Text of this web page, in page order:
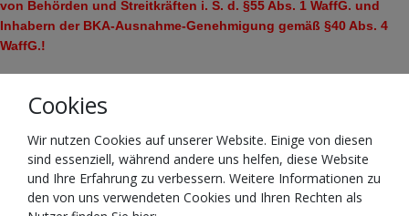
von Behörden und Streitkräften i. S. d. §55 Abs. 1 WaffG. und
Inhabern der BKA-Ausnahme-Genehmigung gemäß §40 Abs. 4
WaffG.!
Ähnliche Artikel
Cookies
Wir nutzen Cookies auf unserer Website. Einige von diesen
sind essenziell, während andere uns helfen, diese Website
und Ihre Erfahrung zu verbessern. Weitere Informationen zu
den von uns verwendeten Cookies und Ihren Rechten als